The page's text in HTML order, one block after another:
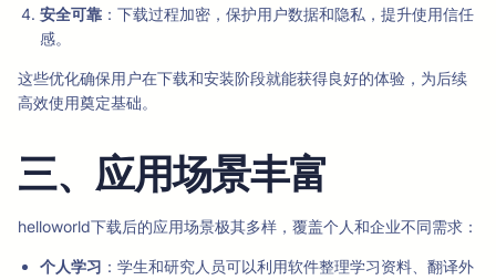
安全可靠 ：下载过程加密，保护用户数据和隐私，提升使用信任
感。
这些优化确保用户在下载和安装阶段就能获得良好的体验，为后续
高效使用奠定基础。
三、应用场景丰富
helloworld下载后的应用场景极其多样，覆盖个人和企业不同需求：
个人学习 ：学生和研究人员可以利用软件整理学习资料、翻译外